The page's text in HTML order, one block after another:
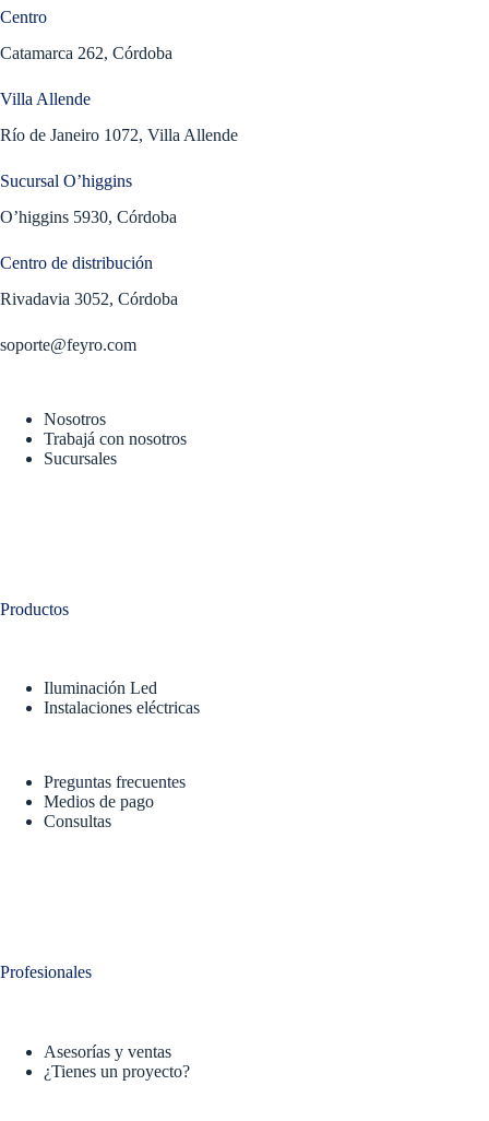
Centro
Catamarca 262, Córdoba
Villa Allende
Río de Janeiro 1072, Villa Allende
Sucursal O’higgins
O’higgins 5930, Córdoba
Centro de distribución
Rivadavia 3052, Córdoba
soporte@feyro.com
Nosotros
Trabajá con nosotros
Sucursales
Productos
Iluminación Led
Instalaciones eléctricas
Preguntas frecuentes
Medios de pago
Consultas
Profesionales
Asesorías y ventas
¿Tienes un proyecto?